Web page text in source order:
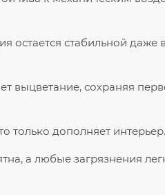
стабильной даже
выцветание, сохраняя
только дополняет интерьер.
а любые загрязнения